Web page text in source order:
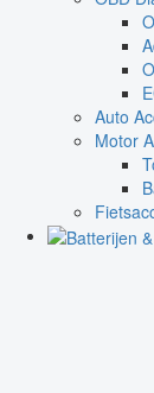
Auto
Motor